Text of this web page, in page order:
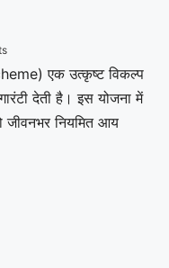
एक उत्कृष्ट विकल्प
देती है। इस योजना में
जीवनभर नियमित आय